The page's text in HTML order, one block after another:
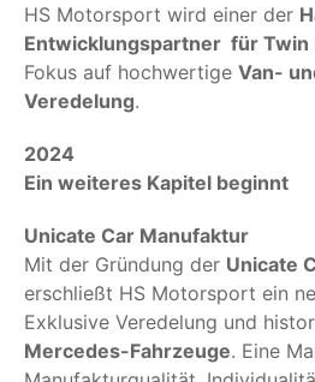
HS Motorsport wird einer der
Entwicklungspartner für Twin
Fokus auf hochwertige Van-
Veredelung.
2024
Ein weiteres Kapitel beginnt
Unicate Car Manufaktur
Mit der Gründung der Unicate
erschließt HS Motorsport ein
Exklusive Veredelung und
Mercedes-Fahrzeuge. Eine